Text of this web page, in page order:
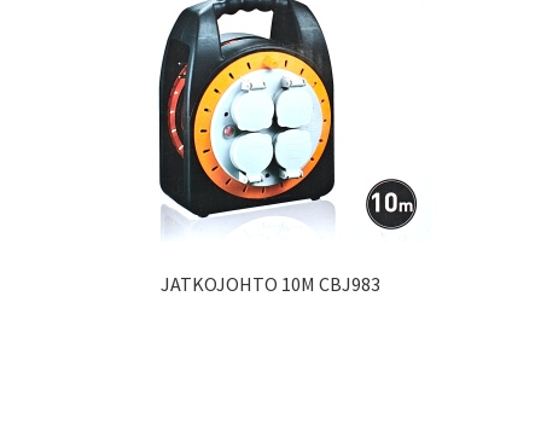
JATKOJOHTO 10M CBJ983